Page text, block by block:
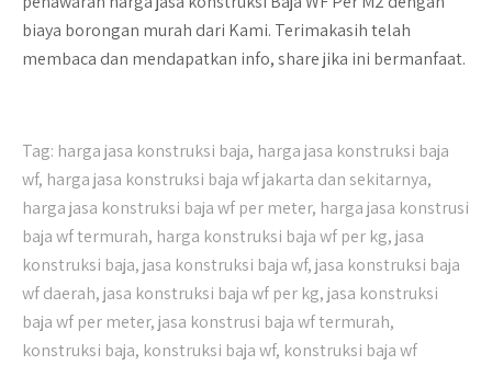
biaya borongan murah dari Kami. Terimakasih telah
membaca dan mendapatkan info, share jika ini bermanfaat.
Tag: harga jasa konstruksi baja, harga jasa konstruksi baja
wf, harga jasa konstruksi baja wf jakarta dan sekitarnya,
harga jasa konstruksi baja wf per meter, harga jasa konstrusi
baja wf termurah, harga konstruksi baja wf per kg,jasa
konstruksi baja,jasa konstruksi baja wf,jasa konstruksi baja
wf daerah,jasa konstruksi baja wf per kg,jasa konstruksi
baja wf per meter,jasa konstrusi baja wf termurah,
konstruksi baja, konstruksi baja wf, konstruksi baja wf